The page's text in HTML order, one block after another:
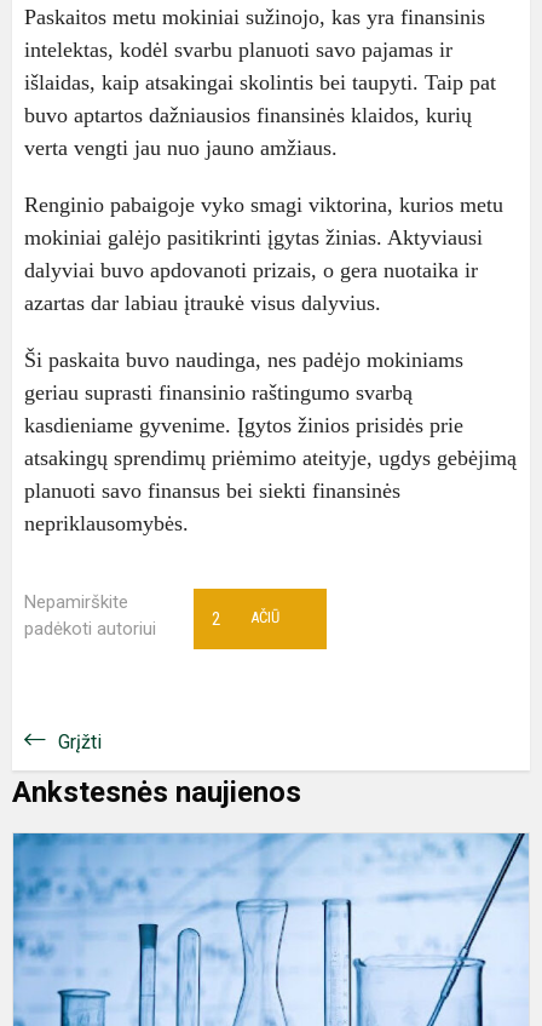
Paskaitos metu mokiniai sužinojo, kas yra finansinis
intelektas, kodėl svarbu planuoti savo pajamas ir
išlaidas, kaip atsakingai skolintis bei taupyti. Taip pat
buvo aptartos dažniausios finansinės klaidos, kurių
verta vengti jau nuo jauno amžiaus.
Renginio pabaigoje vyko smagi viktorina, kurios metu
mokiniai galėjo pasitikrinti įgytas žinias. Aktyviausi
dalyviai buvo apdovanoti prizais, o gera nuotaika ir
azartas dar labiau įtraukė visus dalyvius.
Ši paskaita buvo naudinga, nes padėjo mokiniams
geriau suprasti finansinio raštingumo svarbą
kasdieniame gyvenime. Įgytos žinios prisidės prie
atsakingų sprendimų priėmimo ateityje, ugdys gebėjimą
planuoti savo finansus bei siekti finansinės
nepriklausomybės.
Nepamirškite
padėkoti autoriui
AČIŪ
2
Grįžti
Ankstesnės naujienos